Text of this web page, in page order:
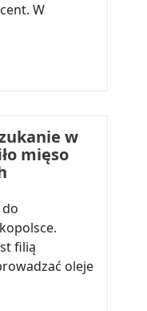
W
w
mięso
do
filią
oleje